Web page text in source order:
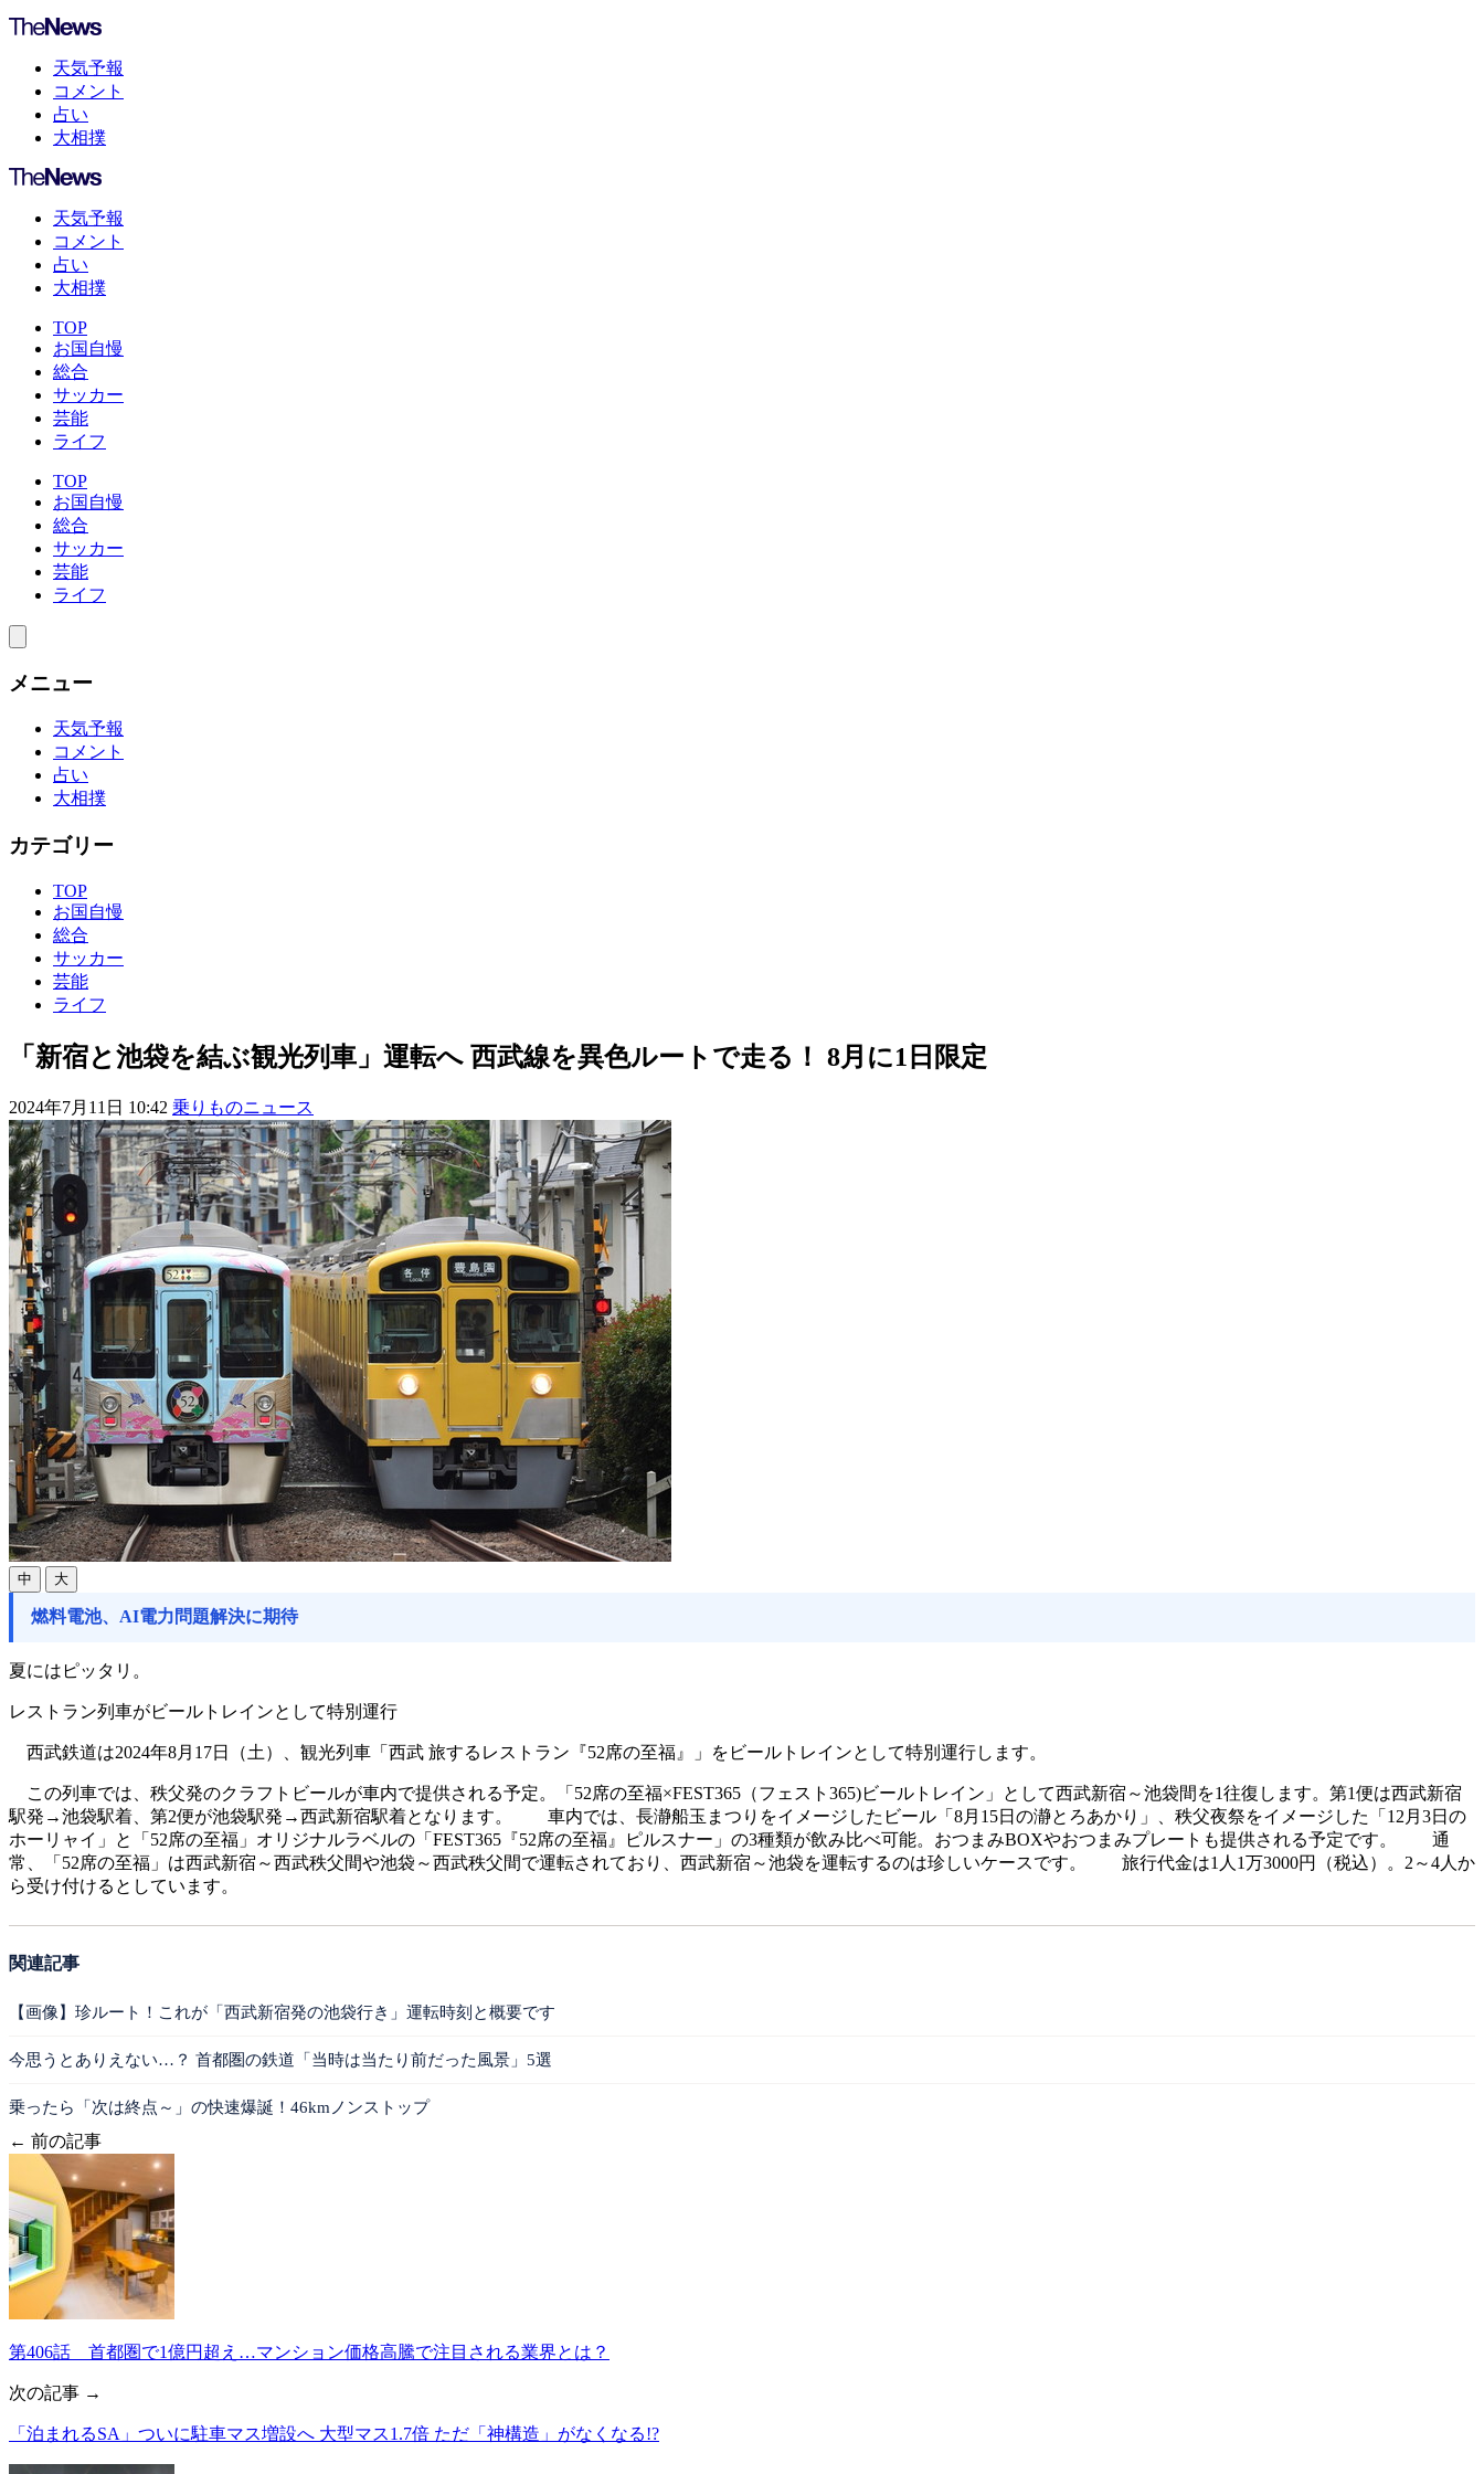
天気予報
コメント
占い
大相撲
天気予報
コメント
占い
大相撲
TOP
お国自慢
総合
サッカー
芸能
ライフ
TOP
お国自慢
総合
サッカー
芸能
ライフ
メニュー
天気予報
コメント
占い
大相撲
カテゴリー
TOP
お国自慢
総合
サッカー
芸能
ライフ
「新宿と池袋を結ぶ観光列車」運転へ 西武線を異色ルートで走る！ 8月に1日限定
2024年7月11日 10:42 乗りものニュース
中 大
燃料電池、AI電力問題解決に期待
夏にはピッタリ。
レストラン列車がビールトレインとして特別運行
西武鉄道は2024年8月17日（土）、観光列車「西武 旅するレストラン『52席の至福』」をビールトレインとして特別運行します。
この列車では、秩父発のクラフトビールが車内で提供される予定。「52席の至福×FEST365（フェスト365)ビールトレイン」として西武新宿～池袋間を1往復します。第1便は西武新宿
駅発→池袋駅着、第2便が池袋駅発→西武新宿駅着となります。 車内では、長瀞船玉まつりをイメージしたビール「8月15日の瀞とろあかり」、秩父夜祭をイメージした「12月3日の
ホーリャイ」と「52席の至福」オリジナルラベルの「FEST365『52席の至福』ピルスナー」の3種類が飲み比べ可能。おつまみBOXやおつまみプレートも提供される予定です。 通
常、「52席の至福」は西武新宿～西武秩父間や池袋～西武秩父間で運転されており、西武新宿～池袋を運転するのは珍しいケースです。 旅行代金は1人1万3000円（税込）。2～4人か
ら受け付けるとしています。
関連記事
【画像】珍ルート！これが「西武新宿発の池袋行き」運転時刻と概要です
今思うとありえない…？ 首都圏の鉄道「当時は当たり前だった風景」5選
乗ったら「次は終点～」の快速爆誕！46kmノンストップ
← 前の記事
第406話 首都圏で1億円超え…マンション価格高騰で注目される業界とは？
次の記事 →
「泊まれるSA」ついに駐車マス増設へ 大型マス1.7倍 ただ「神構造」がなくなる!?